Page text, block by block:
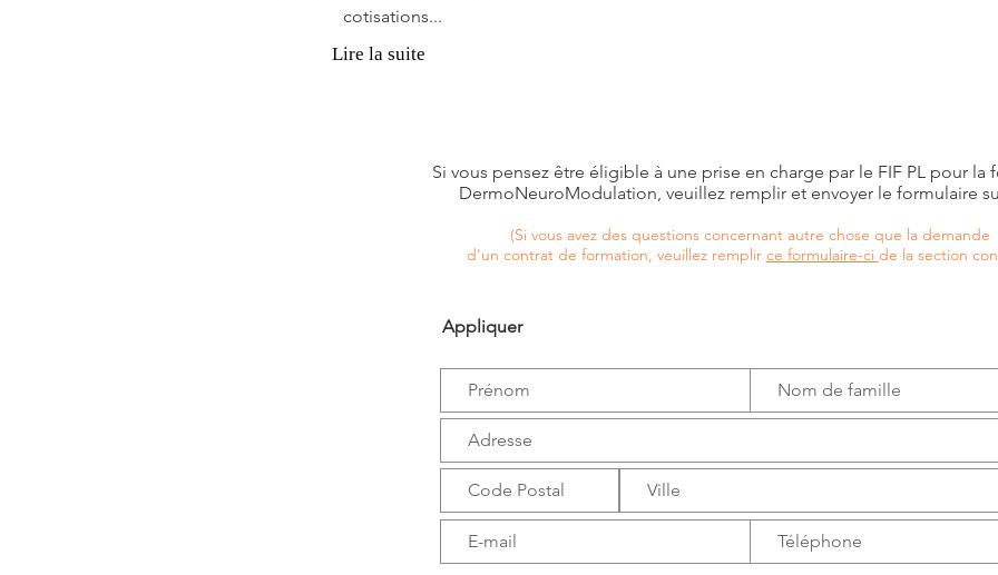
cotisations...
Lire la suite
Si vous pensez être éligible à une prise en charge par le FIF PL pour la
DermoNeuroModulation, veuillez remplir et envoyer le formulaire
(Si vous avez des questions concernant autre chose que la demande
d'un contrat de formation, veuillez remplir ce formulaire-ci de la section
Appliquer